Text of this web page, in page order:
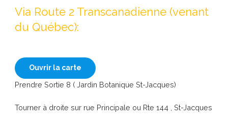
Via Route 2 Transcanadienne (venant
du Québec):
Ouvrir la carte
Prendre Sortie 8 ( Jardin Botanique St-Jacques)
Tourner à droite sur rue Principale ou Rte 144 , St-Jacques